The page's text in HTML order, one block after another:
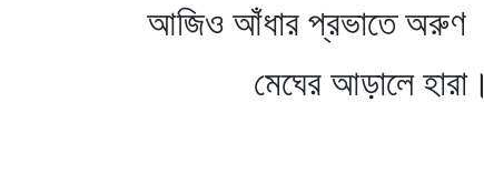
আজিও আঁধার প্রভাতে অরুণ
মেঘের আড়ালে হারা।